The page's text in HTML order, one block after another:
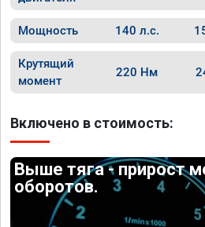
Мощность 140 л.с.
Крутящий
момент
220 Нм
Включено в стоимость:
Выше тяга - прирост
оборотов.